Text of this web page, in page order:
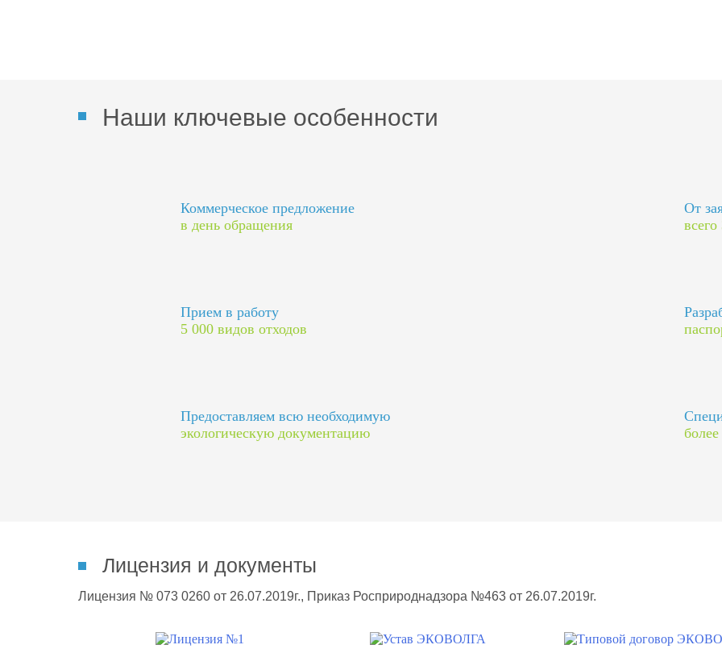
Наши ключевые особенности
Коммерческое предложение
в день обращения
От
Прием в работу
5 000 видов отходов
Предоставляем всю необходимую
экологическую документацию
Лицензия и документы
Лицензия № 073 0260 от 26.07.2019г., Приказ Росприроднадзора №463 от 26.07.2019г.